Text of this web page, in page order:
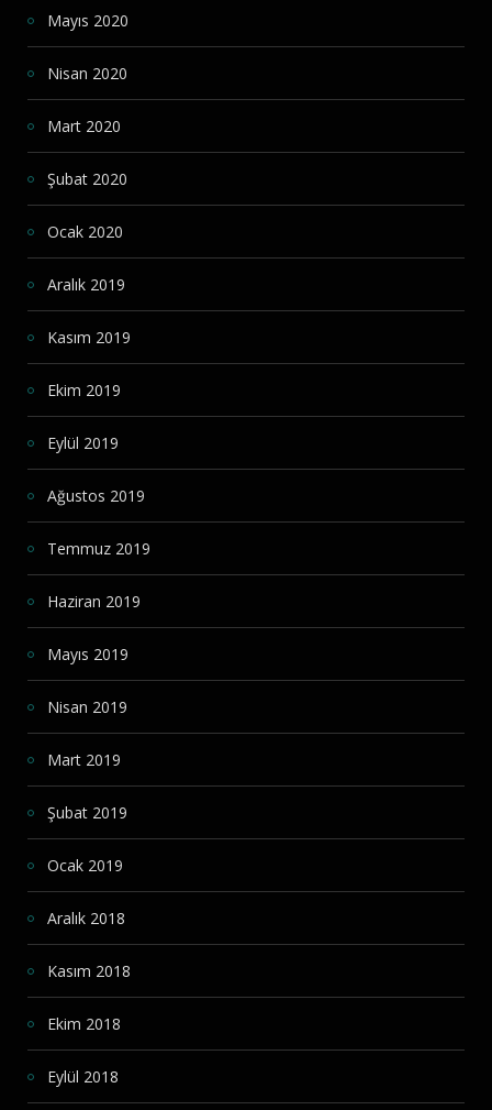
Mayıs 2020
Nisan 2020
Mart 2020
Şubat 2020
Ocak 2020
Aralık 2019
Kasım 2019
Ekim 2019
Eylül 2019
Ağustos 2019
Temmuz 2019
Haziran 2019
Mayıs 2019
Nisan 2019
Mart 2019
Şubat 2019
Ocak 2019
Aralık 2018
Kasım 2018
Ekim 2018
Eylül 2018